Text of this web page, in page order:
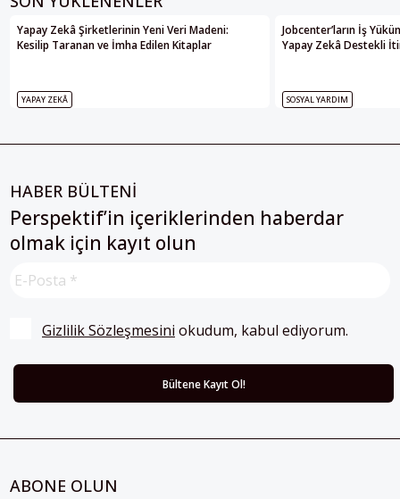
Yapay Zekâ Şirketlerinin Yeni Veri Madeni:
Kesilip Taranan ve İmha Edilen Kitaplar
YAPAY ZEKÂ
Jobcenter’ların İş
Yapay Zekâ Destekli
SOSYAL YARDIM
HABER BÜLTENİ
Perspektif’in içeriklerinden haberdar
olmak için kayıt olun
Gizlilik Sözleşmesini okudum, kabul ediyorum.
ABONE OLUN